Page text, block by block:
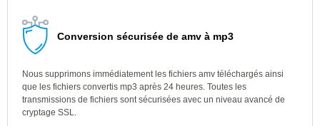
Conversion sécurisée de amv à mp3
Nous supprimons immédiatement les fichiers amv téléchargés ainsi
que les fichiers convertis mp3 après 24 heures. Toutes les
transmissions de fichiers sont sécurisées avec un niveau avancé de
cryptage SSL.